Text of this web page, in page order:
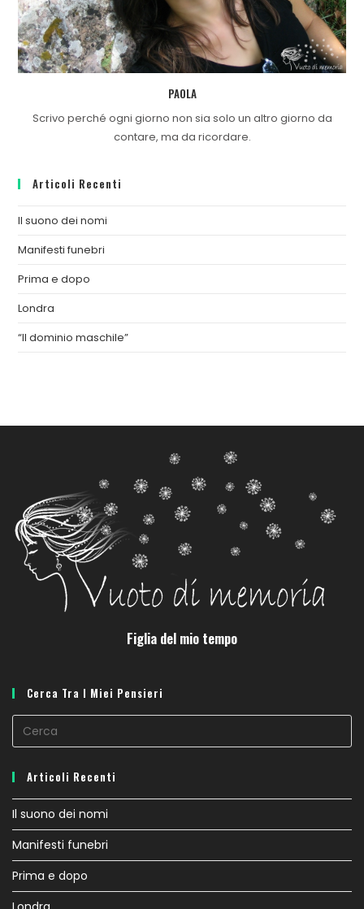
PAOLA
Scrivo perché ogni giorno non sia solo un altro giorno da
contare, ma da ricordare.
Articoli Recenti
Il suono dei nomi
Manifesti funebri
Prima e dopo
Londra
“Il dominio maschile”
Figlia del mio tempo
Cerca Tra I Miei Pensieri
Articoli Recenti
Il suono dei nomi
Manifesti funebri
Prima e dopo